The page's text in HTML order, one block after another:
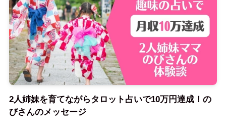
2人姉妹を育てながらタロット占いで10万円達成！の
びさんのメッセージ